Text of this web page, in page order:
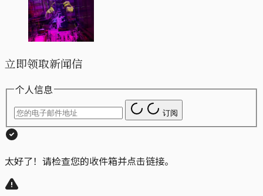
立即领取新闻信
个人信息
订阅
太好了！请检查您的收件箱并点击链接。